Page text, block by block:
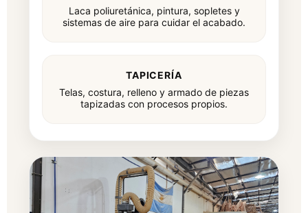
Laca poliuretánica, pintura, sopletes y
sistemas de aire para cuidar el acabado.
TAPICERÍA
Telas, costura, relleno y armado de piezas
tapizadas con procesos propios.